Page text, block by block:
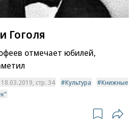
Гоголя
отмечает юбилей,
стр. 34 Культура
Книжные